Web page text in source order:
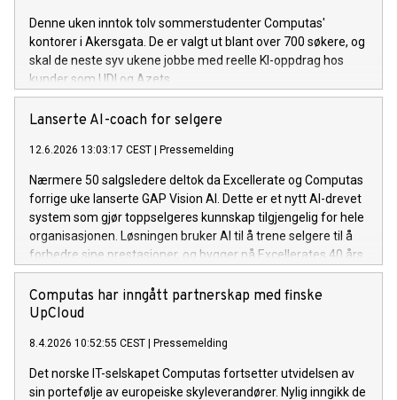
Denne uken inntok tolv sommerstudenter Computas'
kontorer i Akersgata. De er valgt ut blant over 700 søkere, og
skal de neste syv ukene jobbe med reelle KI-oppdrag hos
kunder som UDI og Azets.
Lanserte AI-coach for selgere
12.6.2026 13:03:17 CEST Pressemelding
Nærmere 50 salgsledere deltok da Excellerate og Computas
forrige uke lanserte GAP Vision AI. Dette er et nytt AI-drevet
system som gjør toppselgeres kunnskap tilgjengelig for hele
organisasjonen. Løsningen bruker AI til å trene selgere til å
forbedre sine prestasjoner, og bygger på Excellerates 40 års
salgsmetodikk fra 5 000 bedrifter og over 500 000 trente
selgere. Computas er Excellerates teknologipartner og har
bidratt med solid AI-kompetanse i utviklingen av løsningen.
Computas har inngått partnerskap med finske
UpCloud
8.4.2026 10:52:55 CEST Pressemelding
Det norske IT-selskapet Computas fortsetter utvidelsen av
sin portefølje av europeiske skyleverandører. Nylig inngikk de